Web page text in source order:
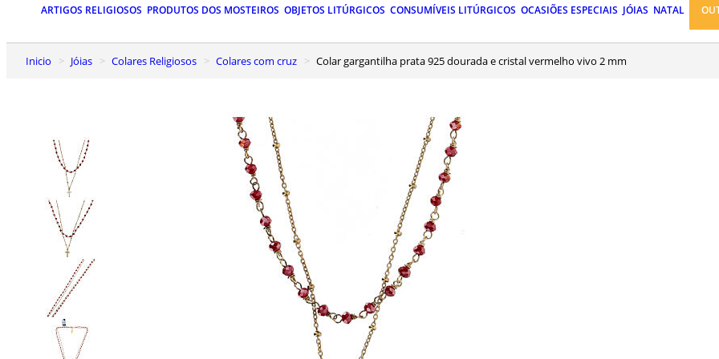
ARTIGOS RELIGIOSOS PRODUTOS DOS MOSTEIROS OBJETOS LITÚRGICOS CONSUMÍVEIS LITÚRGICOS OCASIÕES ESPECIAIS JÓIAS NATAL
Inicio Jóias Colares Religiosos Colares com cruz Colar gargantilha prata 925 dourada e cristal vermelho vivo 2 mm